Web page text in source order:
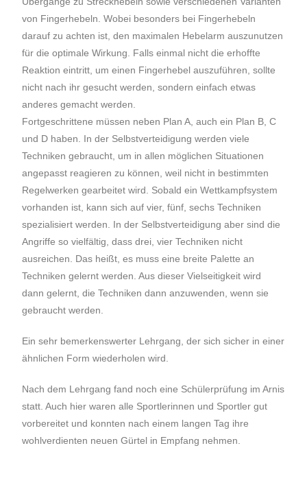
von Fingerhebeln. Wobei besonders bei Fingerhebeln
darauf zu achten ist, den maximalen Hebelarm auszunutzen
für die optimale Wirkung. Falls einmal nicht die erhoffte
Reaktion eintritt, um einen Fingerhebel auszuführen, sollte
nicht nach ihr gesucht werden, sondern einfach etwas
anderes gemacht werden.
Fortgeschrittene müssen neben Plan A, auch ein Plan B, C
und D haben. In der Selbstverteidigung werden viele
Techniken gebraucht, um in allen möglichen Situationen
angepasst reagieren zu können, weil nicht in bestimmten
Regelwerken gearbeitet wird. Sobald ein Wettkampfsystem
vorhanden ist, kann sich auf vier, fünf, sechs Techniken
spezialisiert werden. In der Selbstverteidigung aber sind die
Angriffe so vielfältig, dass drei, vier Techniken nicht
ausreichen. Das heißt, es muss eine breite Palette an
Techniken gelernt werden. Aus dieser Vielseitigkeit wird
dann gelernt, die Techniken dann anzuwenden, wenn sie
gebraucht werden.
Ein sehr bemerkenswerter Lehrgang, der sich sicher in einer
ähnlichen Form wiederholen wird.
Nach dem Lehrgang fand noch eine Schülerprüfung im Arnis
statt. Auch hier waren alle Sportlerinnen und Sportler gut
vorbereitet und konnten nach einem langen Tag ihre
wohlverdienten neuen Gürtel in Empfang nehmen.